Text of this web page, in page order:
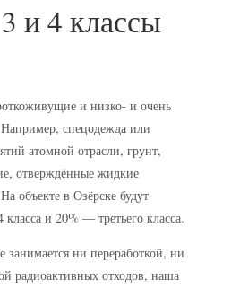
и 4 классы
и низко- и очень
спецодежда или
атомной отрасли, грунт,
отверждённые жидкие
объекте в Озёрске будут
и 20% — третьего класса.
ни переработкой, ни
радиоактивных отходов, наша